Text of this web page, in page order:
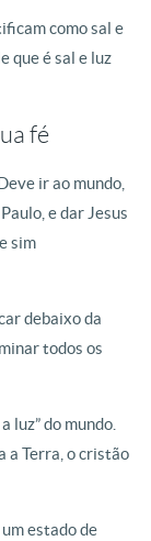
como sal e
que é sal e luz
fé
ir ao mundo,
e dar Jesus
sim
debaixo da
todos os
luz” do mundo.
a Terra, o cristão
estado de